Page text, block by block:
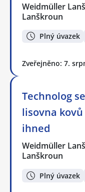
Weidmüller
Lanškroun
Plný úvazek
Zveřejněno: 7.
Technolog
lisovna
ihned
Weidmüller
Lanškroun
Plný úvazek